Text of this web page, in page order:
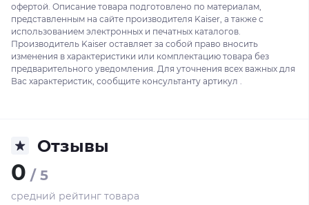
офертой. Описание товара подготовлено по материалам,
представленным на сайте производителя Kaiser, а также с
использованием электронных и печатных каталогов.
Производитель Kaiser оставляет за собой право вносить
изменения в характеристики или комплектацию товара без
предварительного уведомления. Для уточнения всех важных для
Вас характеристик, сообщите консультанту артикул .
Отзывы
0 / 5
средний рейтинг товара